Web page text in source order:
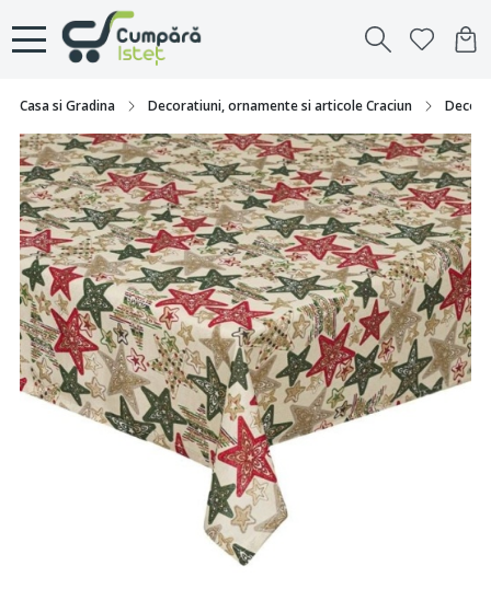
Casa si Gradina Decoratiuni, ornamente si articole Craciun